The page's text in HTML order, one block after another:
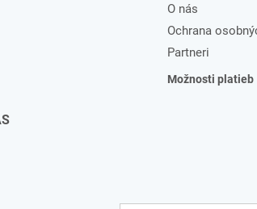
O nás
Ochrana
Partneri
Možnosti platieb